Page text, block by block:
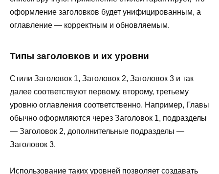
оформление заголовков будет унифицированным, а
оглавление — корректным и обновляемым.
Типы заголовков и их уровни
Стили Заголовок 1, Заголовок 2, Заголовок 3 и так
далее соответствуют первому, второму, третьему
уровню оглавления соответственно. Например, Главы
обычно оформляются через Заголовок 1, подразделы
— Заголовок 2, дополнительные подразделы —
Заголовок 3.
Использование таких уровней позволяет создавать